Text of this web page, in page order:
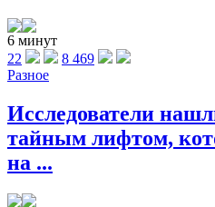
6 минут
22
8 469
Разное
Исследователи
тайным лифтом,
на ...